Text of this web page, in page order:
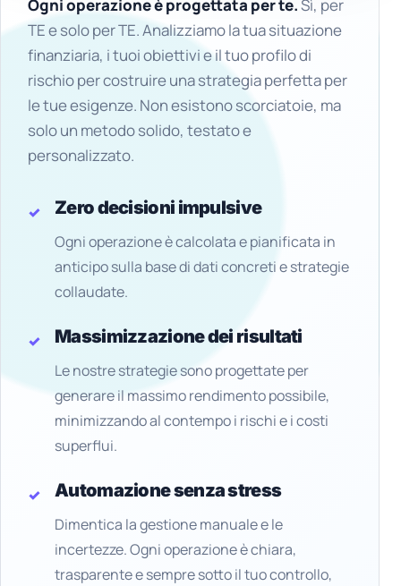
Ogni operazione è progettata per te.Sì, per
TE e solo per TE. Analizziamo la tua situazione
finanziaria, i tuoi obiettivi e il tuo profilo di
rischio per costruire una strategia perfetta per
le tue esigenze. Non esistono scorciatoie, ma
solo un metodo solido, testato e
personalizzato.
Zero decisioni impulsive
Ogni operazione è calcolata e pianificata in
anticipo sulla base di dati concreti e strategie
collaudate.
Massimizzazione dei risultati
Le nostre strategie sono progettate per
generare il massimo rendimento possibile,
minimizzando al contempo i rischi e i costi
superflui.
Automazione senza stress
Dimentica la gestione manuale e le
incertezze. Ogni operazione è chiara,
trasparente e sempre sotto il tuo controllo,